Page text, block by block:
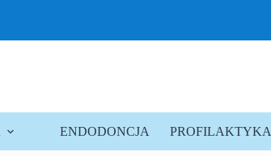
ENDODONCJA PROFILAKTYKA